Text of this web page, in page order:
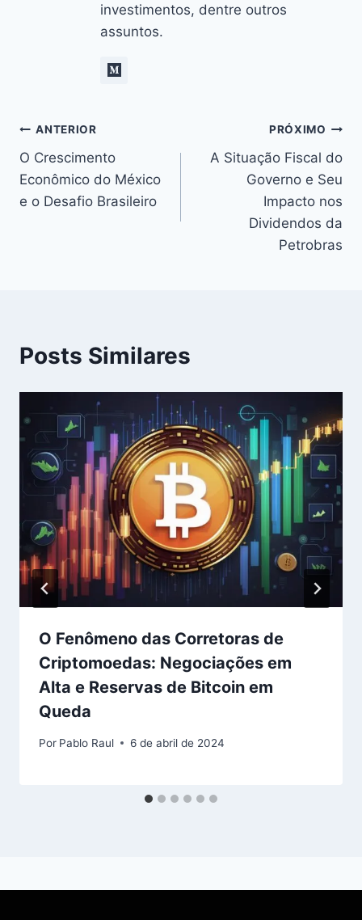
investimentos, dentre outros
assuntos.
Navegação
de
Post
ANTERIOR
O Crescimento
Econômico do México
e o Desafio Brasileiro
PRÓXIMO
A Situação Fiscal do
Governo e Seu
Impacto nos
Dividendos da
Petrobras
Posts Similares
O Fenômeno das Corretoras de
Criptomoedas: Negociações em
Alta e Reservas de Bitcoin em
Queda
Por Pablo Raul 6 de abril de 2024